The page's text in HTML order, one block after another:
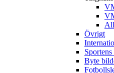
Övrigt
Byte